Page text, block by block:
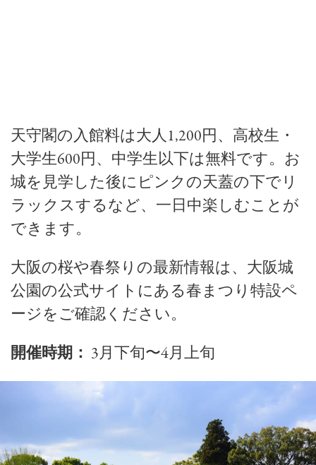
天守閣の入館料は大人1,200円、高校生・
大学生600円、中学生以下は無料です。お
城を見学した後にピンクの天蓋の下でリ
ラックスするなど、一日中楽しむことが
できます。
大阪の桜や春祭りの最新情報は、大阪城
公園の公式サイトにある春まつり特設ペ
ージをご確認ください。
開催時期： 3月下旬〜4月上旬